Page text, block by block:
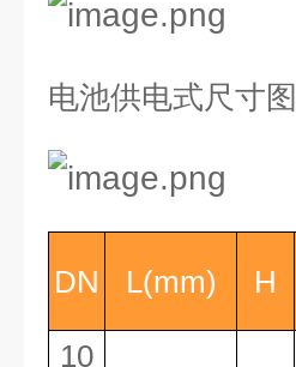
电池供电式尺寸图
DN L(mm) H
10